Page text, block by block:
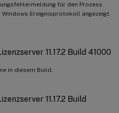
für den Prozess
Windows-Ereignisprotokoll angezeigt.
11.17.2 Build 41000
in diesem Build.
11.17.2 Build